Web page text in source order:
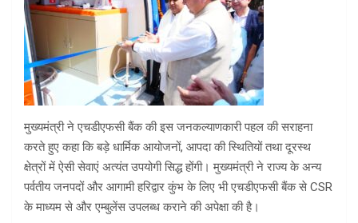
मुख्यमंत्री ने एचडीएफसी बैंक की इस जनकल्याणकारी पहल की सराहना
करते हुए कहा कि बड़े धार्मिक आयोजनों, आपदा की स्थितियों तथा दूरस्थ
क्षेत्रों में ऐसी सेवाएं अत्यंत उपयोगी सिद्ध होंगी। मुख्यमंत्री ने राज्य के अन्य
पर्वतीय जनपदों और आगामी हरिद्वार कुंभ के लिए भी एचडीएफसी बैंक से CSR
के माध्यम से और एम्बुलेंस उपलब्ध कराने की अपेक्षा की है।